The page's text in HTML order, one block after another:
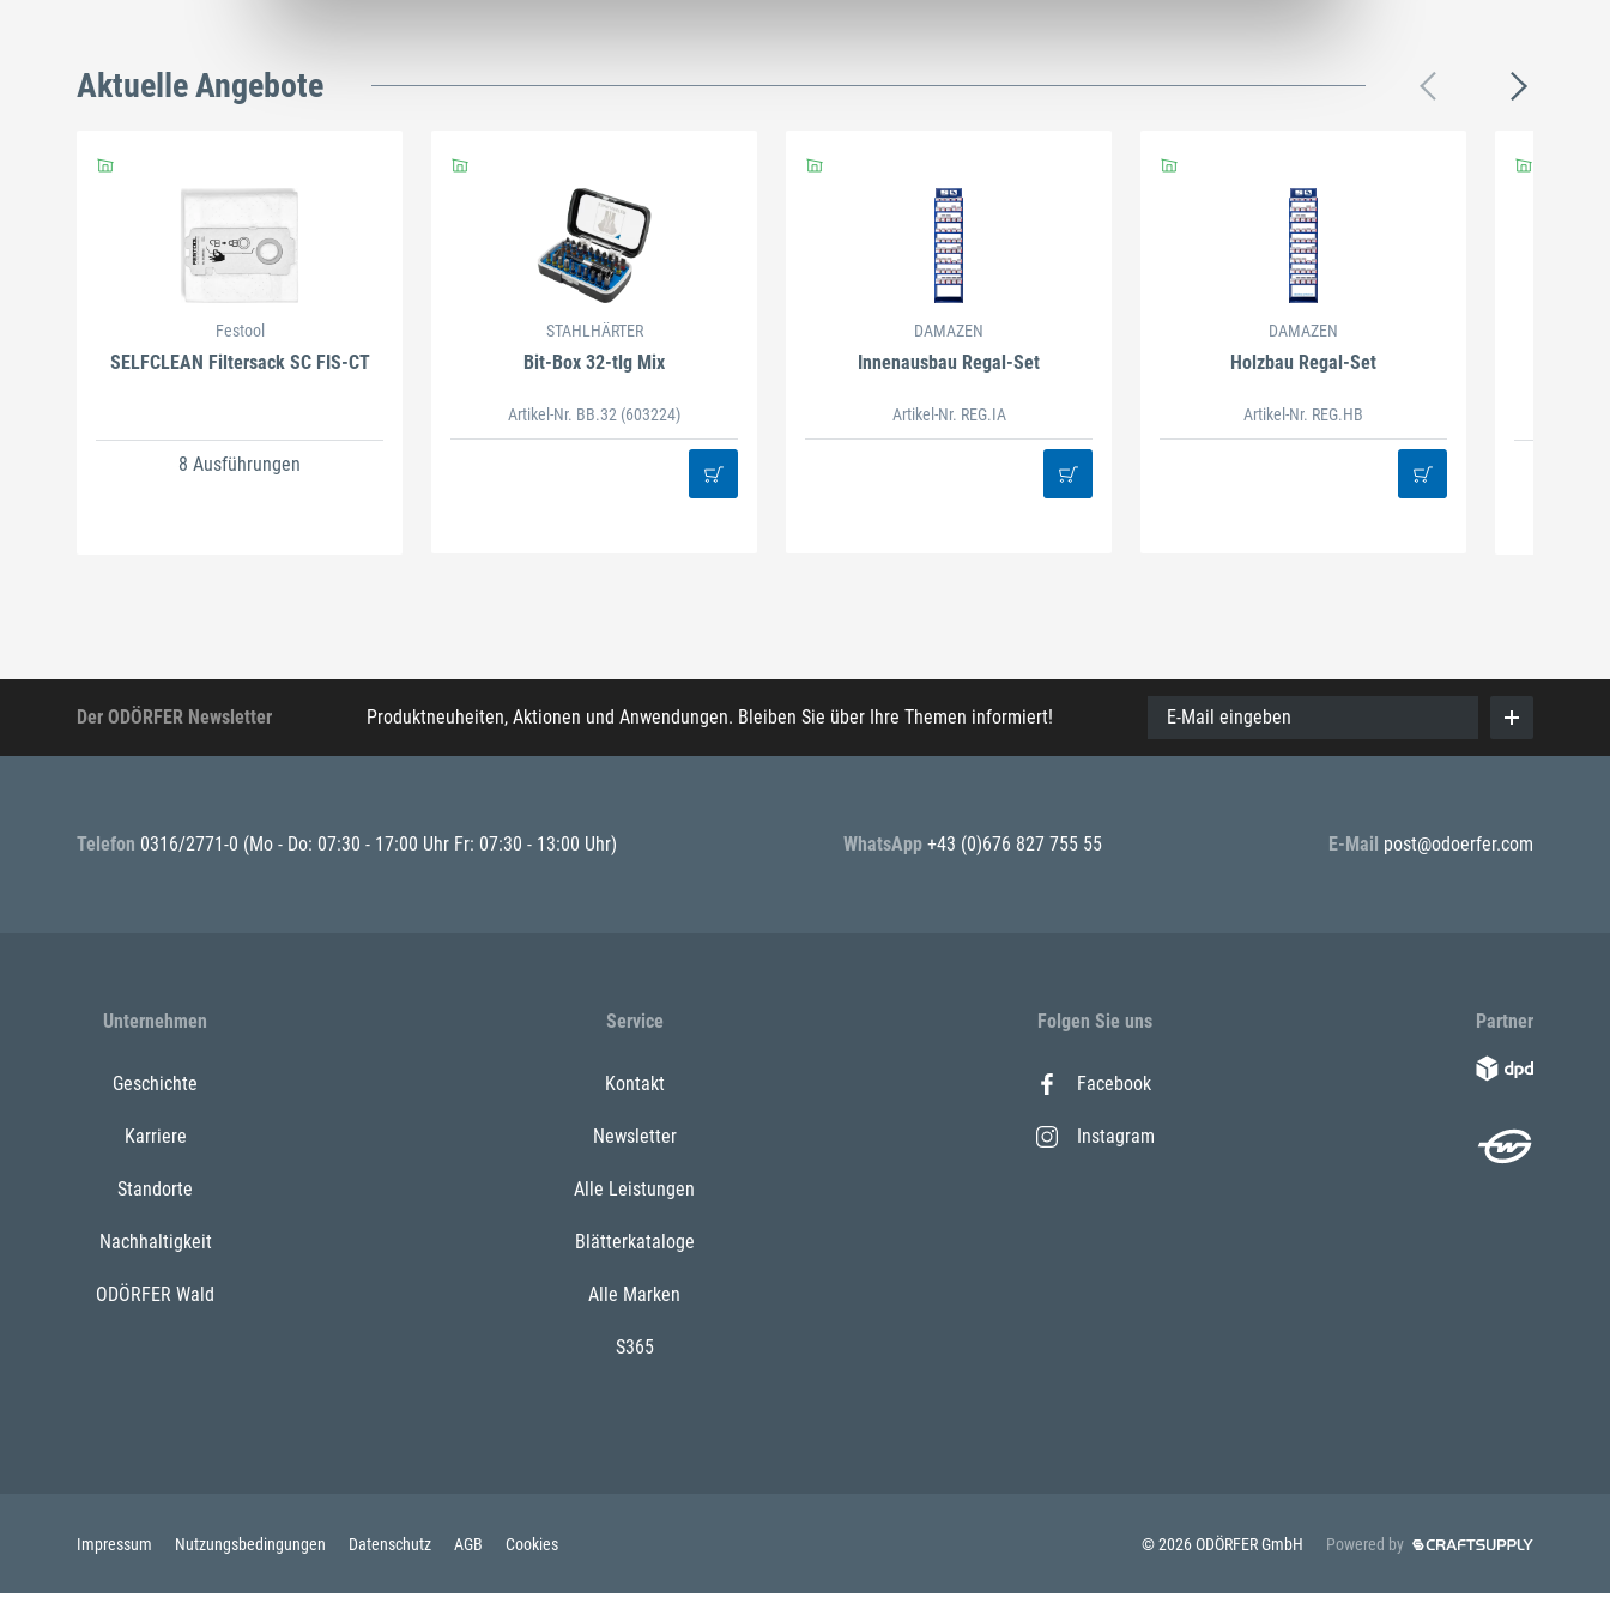
Aktuelle Angebote
Festool
SELFCLEAN Filtersack SC FIS-CT
8 Ausführungen
STAHLHÄRTER
Bit-Box 32-tlg Mix
Artikel-Nr. BB.32 (603224)
DAMAZEN
Innenausbau Regal-Set
Artikel-Nr. REG.IA
DAMAZEN
Holzbau Regal-Set
Artikel-Nr. REG.HB
Der ODÖRFER Newsletter Produktneuheiten, Aktionen und Anwendungen. Bleiben Sie über Ihre Themen informiert! E-Mail eingeben
Telefon 0316/2771-0 (Mo - Do: 07:30 - 17:00 Uhr Fr: 07:30 - 13:00 Uhr) WhatsApp +43 (0)676 827 755 55 E-Mail post@odoerfer.com
Unternehmen
Geschichte
Karriere
Standorte
Nachhaltigkeit
ODÖRFER Wald
Service
Kontakt
Newsletter
Alle Leistungen
Blätterkataloge
Alle Marken
S365
Folgen Sie uns
Facebook
Instagram
Partner
Impressum Nutzungsbedingungen Datenschutz AGB Cookies © 2026 ODÖRFER GmbH Powered by